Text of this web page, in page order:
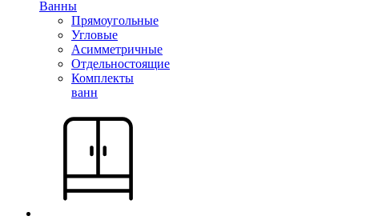
Ванны
Прямоугольные
Угловые
Асимметричные
Отдельностоящие
Комплекты
ванн